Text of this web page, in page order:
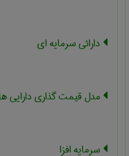
دارائی سرمایه ای
مدل قیمت گذاری دارایی
سرمایه افزا